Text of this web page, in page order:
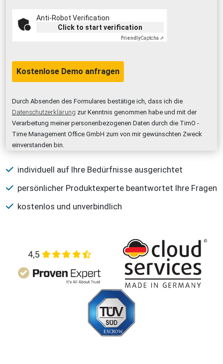
Anti-Robot Verification
Click to start verification
FriendlyCaptcha ⇗
Kostenlose Demo anfragen
Durch Absenden des Formulares bestätige ich, dass ich die
Datenschutzerklärung zur Kenntnis genommen habe und mit der
Verarbeitung meiner personenbezogenen Daten durch die TimO -
Time Management Office GmbH zum von mir gewünschten Zweck
einverstanden bin.
individuell auf Ihre Bedürfnisse ausgerichtet
persönlicher Produktexperte beantwortet Ihre Fragen
kostenlos und unverbindlich